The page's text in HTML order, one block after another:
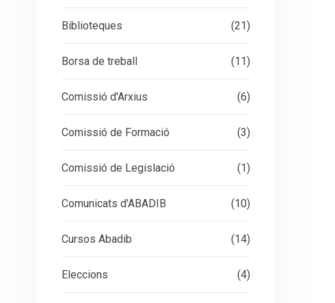
Biblioteques (21)
Borsa de treball (11)
Comissió d'Arxius (6)
Comissió de Formació (3)
Comissió de Legislació (1)
Comunicats d'ABADIB (10)
Cursos Abadib (14)
Eleccions (4)